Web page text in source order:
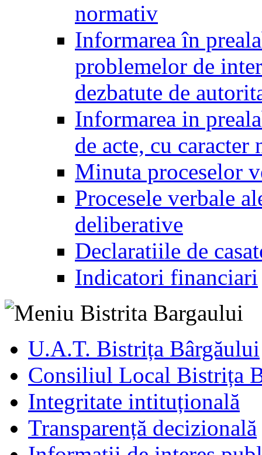
normativ
Informarea în
problemelor de
dezbatute de
Informarea in
de acte, cu caracter
Minuta proceselor
Procesele verbale
deliberative
Declaratiile de
Indicatori financiari
U.A.T. Bistrița Bârgăului
Consiliul Local Bistrița
Integritate intituțională
Transparență decizională